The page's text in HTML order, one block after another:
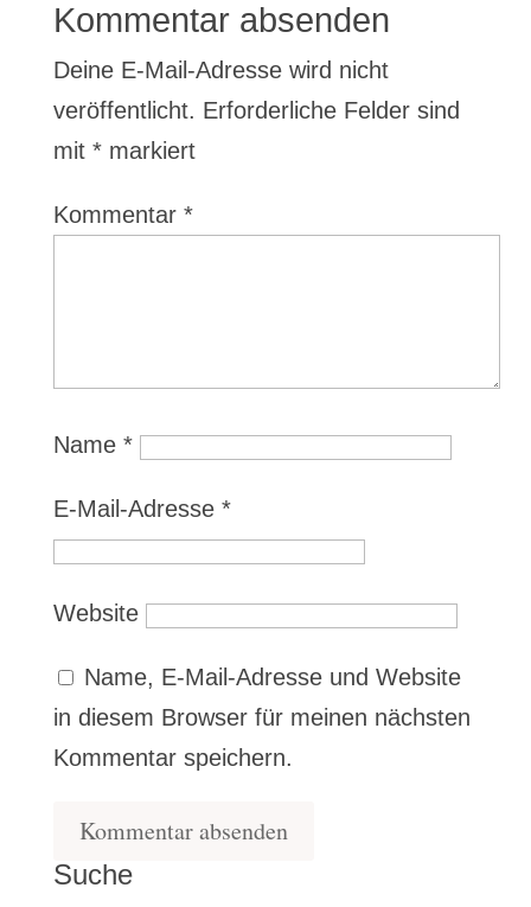
Kommentar absenden
Deine E-Mail-Adresse wird nicht
veröffentlicht. Erforderliche Felder sind
mit *markiert
Kommentar *
Name *
E-Mail-Adresse *
Website
Name, E-Mail-Adresse und Website
in diesem Browser für meinen nächsten
Kommentar speichern.
Suche